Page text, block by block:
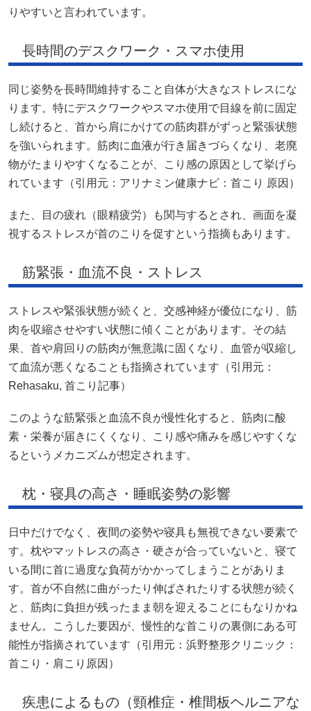
りやすいと言われています。
長時間のデスクワーク・スマホ使用
同じ姿勢を長時間維持すること自体が大きなストレスにな
ります。特にデスクワークやスマホ使用で目線を前に固定
し続けると、首から肩にかけての筋肉群がずっと緊張状態
を強いられます。筋肉に血液が行き届きづらくなり、老廃
物がたまりやすくなることが、こり感の原因として挙げら
れています（引用元：アリナミン健康ナビ：首こり 原因）
また、目の疲れ（眼精疲労）も関与するとされ、画面を凝
視するストレスが首のこりを促すという指摘もあります。
筋緊張・血流不良・ストレス
ストレスや緊張状態が続くと、交感神経が優位になり、筋
肉を収縮させやすい状態に傾くことがあります。その結
果、首や肩回りの筋肉が無意識に固くなり、血管が収縮し
て血流が悪くなることも指摘されています（引用元：
Rehasaku, 首こり記事）
このような筋緊張と血流不良が慢性化すると、筋肉に酸
素・栄養が届きにくくなり、こり感や痛みを感じやすくな
るというメカニズムが想定されます。
枕・寝具の高さ・睡眠姿勢の影響
日中だけでなく、夜間の姿勢や寝具も無視できない要素で
す。枕やマットレスの高さ・硬さが合っていないと、寝て
いる間に首に過度な負荷がかかってしまうことがありま
す。首が不自然に曲がったり伸ばされたりする状態が続く
と、筋肉に負担が残ったまま朝を迎えることにもなりかね
ません。こうした要因が、慢性的な首こりの裏側にある可
能性が指摘されています（引用元：浜野整形クリニック：
首こり・肩こり原因）
疾患によるもの（頸椎症・椎間板ヘルニアな